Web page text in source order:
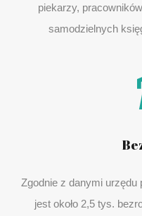
piekarzy,
samodzielnych
Zgodnie z danymi
jest około 2,5 tys.